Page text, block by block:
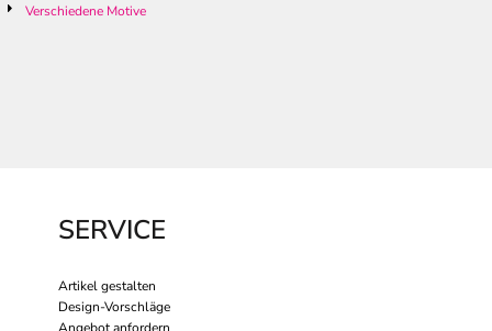
Verschiedene Motive
SERVICE
Artikel gestalten
Design-Vorschläge